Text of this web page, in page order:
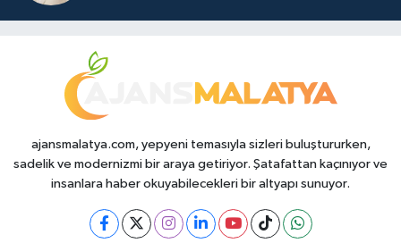
ajansmalatya.com, yepyeni temasıyla sizleri buluştururken,
sadelik ve modernizmi bir araya getiriyor. Şatafattan kaçınıyor ve
insanlara haber okuyabilecekleri bir altyapı sunuyor.